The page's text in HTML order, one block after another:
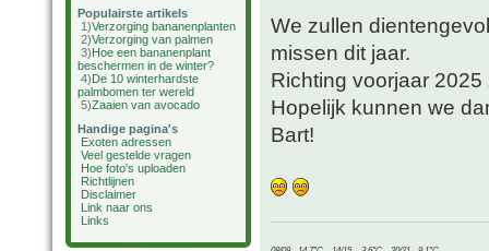
Populairste artikels
1)Verzorging bananenplanten
2)Verzorging van palmen
3)Hoe een bananenplant
beschermen in de winter?
4)De 10 winterhardste
palmbomen ter wereld
5)Zaaien van avocado
Handige pagina's
Exoten adressen
Veel gestelde vragen
Hoe foto's uploaden
Richtlijnen
Disclaimer
Link naar ons
Links
We zullen
missen dit jaar.
Richting voorjaar
Hopelijk kunnen we
Bart!